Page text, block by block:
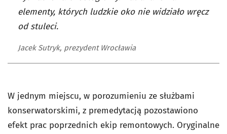
elementy, których ludzkie oko nie widziało wręcz
od stuleci.
Jacek Sutryk, prezydent Wrocławia
W jednym miejscu, w porozumieniu ze służbami
konserwatorskimi, z premedytacją pozostawiono
efekt prac poprzednich ekip remontowych. Oryginalne